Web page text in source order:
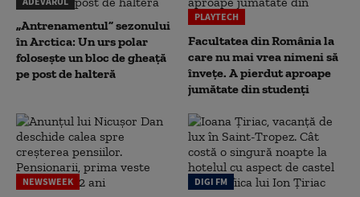
„Antrenamentul” sezonului
în Arctica: Un urs polar
folosește un bloc de gheață
pe post de halteră
PLAYTECH
Facultatea din România la
care nu mai vrea nimeni să
înveţe. A pierdut aproape
jumătate din studenţi
NEWSWEEK DIGI FM